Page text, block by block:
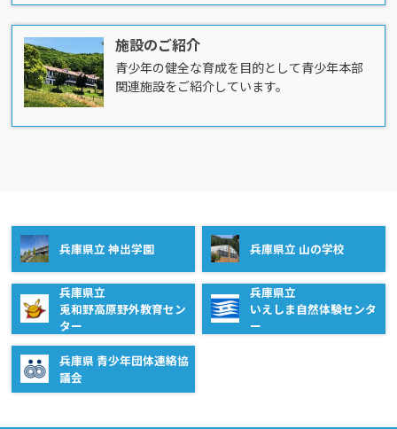
施設のご紹介
青少年の健全な育成を目的として青少年本部
関連施設をご紹介しています。
兵庫県立 神出学園 兵庫県立 山の学校
兵庫県立
兎和野高原野外教育セン
ター
兵庫県立
いえしま自然体験センタ
ー
兵庫県 青少年団体連絡協
議会